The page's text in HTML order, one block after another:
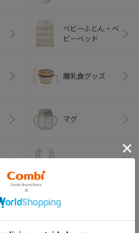
ベビーふとん・ベ
ビーベッド
離乳食グッズ
マグ